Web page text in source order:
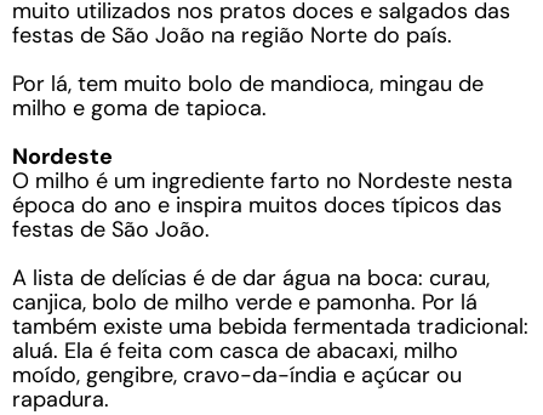
muito utilizados nos pratos doces e salgados das
festas de São João na região Norte do país.
Por lá, tem muito bolo de mandioca, mingau de
milho e goma de tapioca.
Nordeste
O milho é um ingrediente farto no Nordeste nesta
época do ano e inspira muitos doces típicos das
festas de São João.
A lista de delícias é de dar água na boca: curau,
canjica, bolo de milho verde e pamonha. Por lá
também existe uma bebida fermentada tradicional:
aluá. Ela é feita com casca de abacaxi, milho
moído, gengibre, cravo-da-índia e açúcar ou
rapadura.